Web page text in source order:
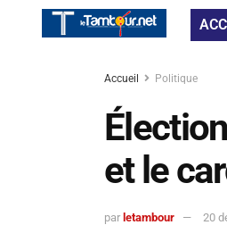
Accueil Politique
et le
par letambour 20